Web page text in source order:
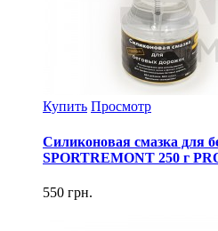
Купить Просмотр
Силиконовая смазка для
SPORTREMONT 250 г
550 грн.